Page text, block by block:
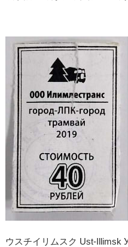
ウスチイリムスク Ust-Illimsk